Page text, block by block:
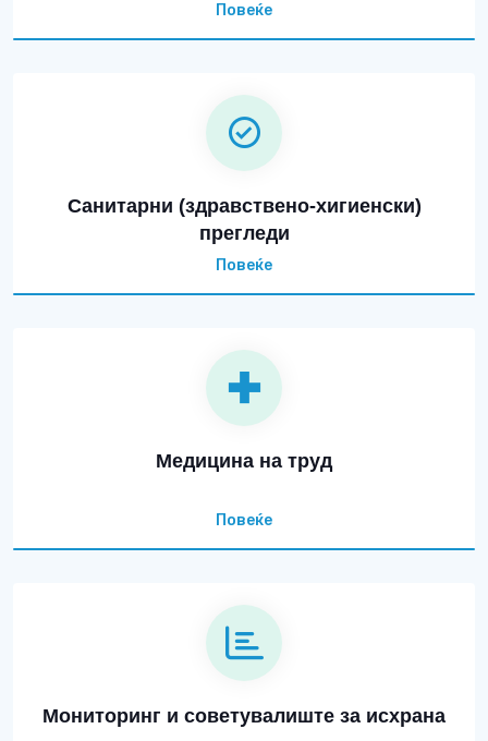
Повеќе
Санитарни (здравствено-хигиенски)
прегледи
Повеќе
Медицина на труд
Повеќе
Мониторинг и советувалиште за исхрана